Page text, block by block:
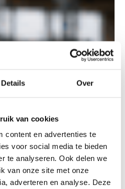
Details Over
van cookies
content en advertenties te
voor social media te bieden
te analyseren. Ook delen we
van onze site met onze
adverteren en analyse. Deze